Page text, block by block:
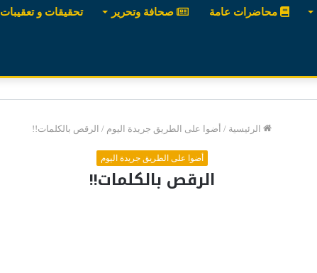
محاضرات عامة صحافة وتحرير تحقيقات و تعقيبات
الرئيسية / أضوا على الطريق جريدة اليوم / الرقص بالكلمات!!
أضوا على الطريق جريدة اليوم
الرقص بالكلمات!!